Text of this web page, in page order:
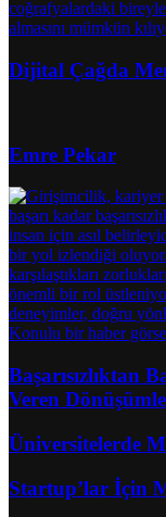
Dijital Çağda
Emre Pekar
Başarısızlıktan
Veren
Üniversitelerde
Startup’lar İçin